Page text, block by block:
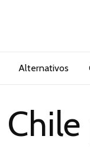
Alternativos